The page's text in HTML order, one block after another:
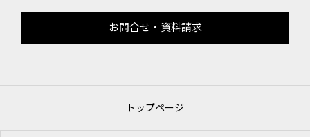
お問合せ・資料請求
トップページ